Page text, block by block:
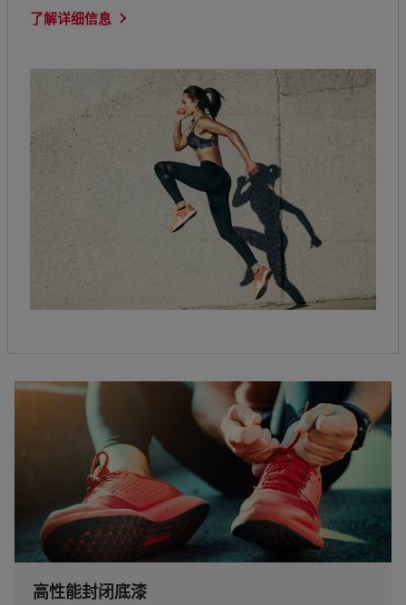
了解详细信息
高性能封闭底漆